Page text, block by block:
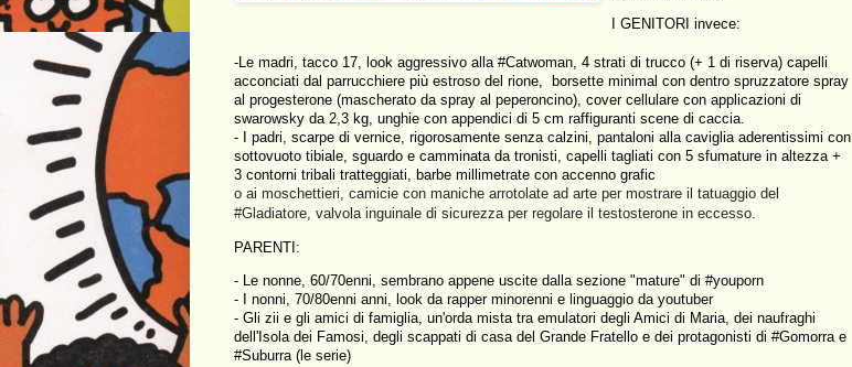
I GENITORI invece:
-Le madri, tacco 17, look aggressivo alla #Catwoman, 4 strati di trucco (+ 1 di riserva) capelli
acconciati dal parrucchiere più estroso del rione,  borsette minimal con dentro spruzzatore spray
al progesterone (mascherato da spray al peperoncino), cover cellulare con applicazioni di
swarowsky da 2,3 kg, unghie con appendici di 5 cm raffiguranti scene di caccia.
- I padri, scarpe di vernice, rigorosamente senza calzini, pantaloni alla caviglia aderentissimi con
sottovuoto tibiale, sguardo e camminata da tronisti, capelli tagliati con 5 sfumature in altezza +
3 contorni tribali tratteggiati, barbe millimetrate con accenno grafic
o ai moschettieri, camicie con maniche arrotolate ad arte per mostrare il tatuaggio del
#Gladiatore, valvola inguinale di sicurezza per regolare il testosterone in eccesso.
PARENTI:
- Le nonne, 60/70enni, sembrano appene uscite dalla sezione "mature" di #youporn
- I nonni, 70/80enni anni, look da rapper minorenni e linguaggio da youtuber
- Gli zii e gli amici di famiglia, un'orda mista tra emulatori degli Amici di Maria, dei naufraghi
dell'Isola dei Famosi, degli scappati di casa del Grande Fratello e dei protagonisti di #Gomorra e
#Suburra (le serie)